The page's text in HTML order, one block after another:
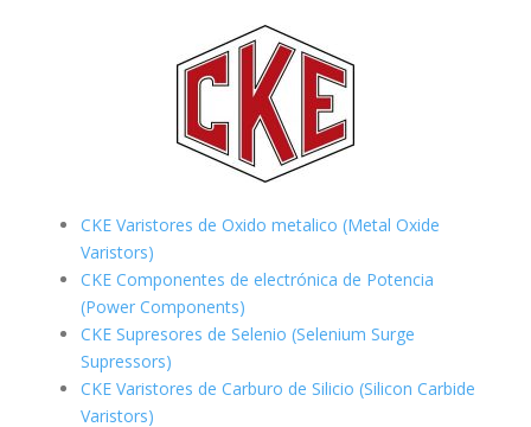
CKE Varistores de Oxido metalico (Metal Oxide
Varistors)
CKE Componentes de electrónica de Potencia
(Power Components)
CKE Supresores de Selenio (Selenium Surge
Supressors)
CKE Varistores de Carburo de Silicio (Silicon Carbide
Varistors)